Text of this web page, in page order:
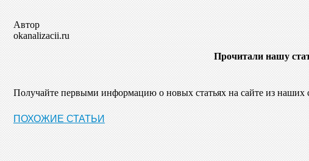
Автор
okanalizacii.ru
Прочитали нашу
Получайте первыми информацию о новых статьях на сайте из наших
ПОХОЖИЕ СТАТЬИ